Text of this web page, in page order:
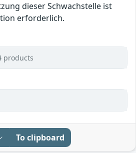
dieser Schwachstelle ist
erforderlich.
products
To clipboard